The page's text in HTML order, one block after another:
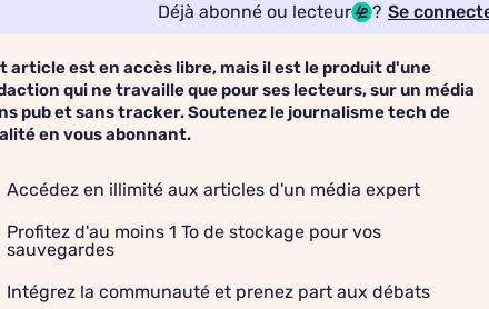
Déjà abonné ou lecteur ? Se
article est en accès libre, mais il est le produit d'une
qui ne travaille que pour ses lecteurs, sur un média
pub et sans tracker. Soutenez le journalisme tech de
en vous abonnant.
Accédez en illimité aux articles d'un média expert
Profitez d'au moins 1 To de stockage pour vos
sauvegardes
Intégrez la communauté et prenez part aux débats